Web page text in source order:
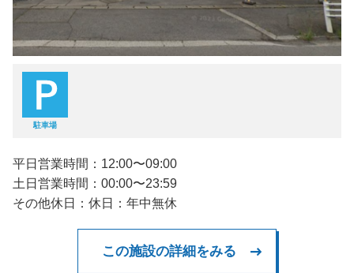
駐車場
平日営業時間：12:00〜09:00
土日営業時間：00:00〜23:59
その他休日：休日：年中無休
この施設の詳細をみる